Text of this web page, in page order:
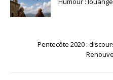
Pentecôte 2020 :